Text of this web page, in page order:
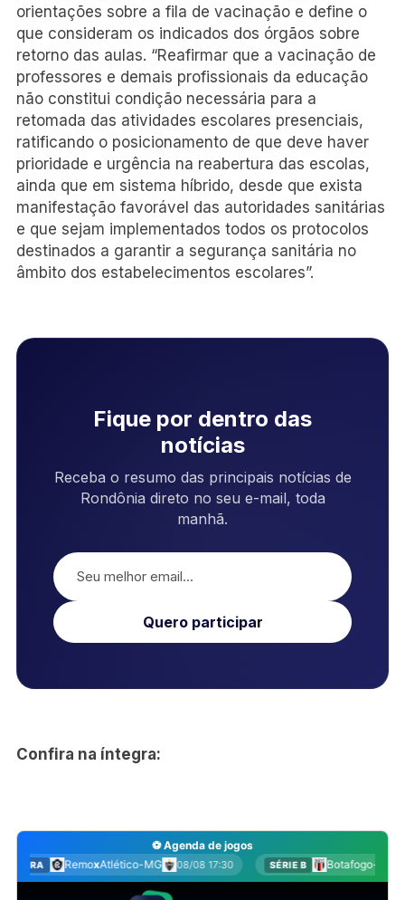
orientações sobre a fila de vacinação e define o
que consideram os indicados dos órgãos sobre
retorno das aulas. “Reafirmar que a vacinação de
professores e demais profissionais da educação
não constitui condição necessária para a
retomada das atividades escolares presenciais,
ratificando o posicionamento de que deve haver
prioridade e urgência na reabertura das escolas,
ainda que em sistema híbrido, desde que exista
manifestação favorável das autoridades sanitárias
e que sejam implementados todos os protocolos
destinados a garantir a segurança sanitária no
âmbito dos estabelecimentos escolares”.
Fique por dentro das
notícias
Receba o resumo das principais notícias de
Rondônia direto no seu e-mail, toda
manhã.
Quero participar
Confira na íntegra: